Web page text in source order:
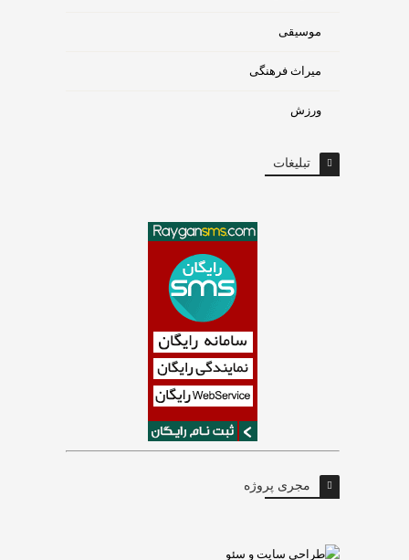
موسیقی
میراث فرهنگی
ورزش
تبلیغات
مجری پروژه